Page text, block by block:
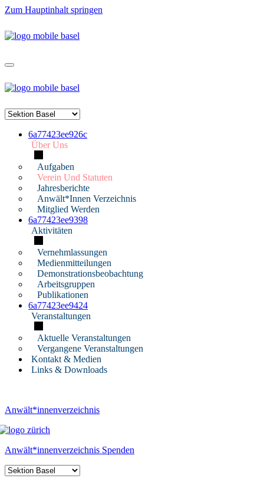
Zum Hauptinhalt springen
6a77423ee926c
Über Uns
Aufgaben
Verein Und Statuten
Jahresberichte
Anwält*innen Verzeichnis
Mitglied Werden
6a77423ee9398
Aktivitäten
Vernehmlassungen
Medienmitteilungen
Demonstrationsbeobachtung
Arbeitsgruppen
Publikationen
6a77423ee9424
Veranstaltungen
Aktuelle Veranstaltungen
Vergangene Veranstaltungen
Kontakt & Medien
Links & Downloads
Anwält*innenverzeichnis
Anwält*innenverzeichnis Spenden